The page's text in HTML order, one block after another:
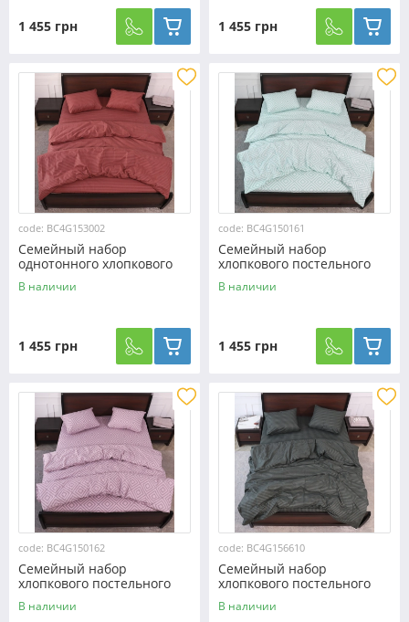
1 455 грн 1 455 грн
code: BC4G153002
Семейный набор
однотонного хлопкового
постельного белья из Бязи
"Gold" №153002
В наличии
1 455 грн
code: BC4G150161
Семейный набор
хлопкового постельного
белья с ромбами из Бязи
"Gold" №150161
В наличии
1 455 грн
code: BC4G150162
Семейный набор
хлопкового постельного
белья с ромбами из Бязи
"Gold" №150162
В наличии
code: BC4G156610
Семейный набор
хлопкового постельного
белья в полоску из Бязи
"Gold" №156610
В наличии